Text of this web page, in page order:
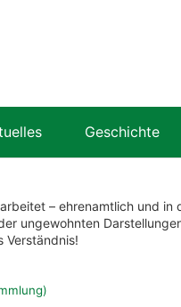
Geschichte
– ehrenamtlich und in
ungewohnten
Verständnis!